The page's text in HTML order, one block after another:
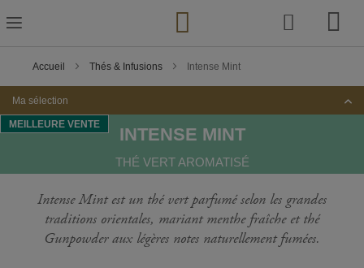
to
Content
Accueil Thés & Infusions Intense Mint
Ma sélection
MEILLEURE VENTE INTENSE MINT
THÉ VERT AROMATISÉ
Intense Mint est un thé vert parfumé selon les grandes
traditions orientales, mariant menthe fraîche et thé
Gunpowder aux légères notes naturellement fumées.